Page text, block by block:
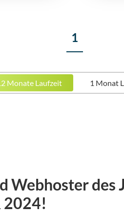
1
Monate Laufzeit 1 Monat
Webhoster des
2024!